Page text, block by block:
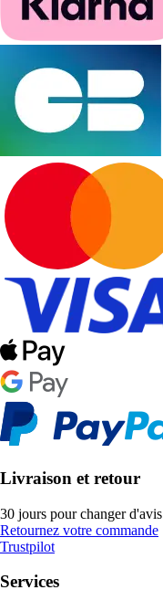
Livraison et retour
30 jours pour changer d'avis
Retournez votre commande
Trustpilot
Services